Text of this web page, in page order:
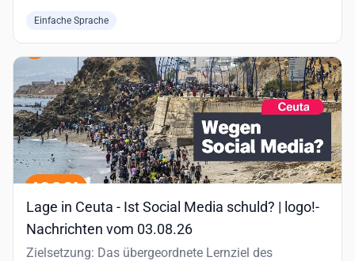
Einfache Sprache
Lage in Ceuta - Ist Social Media schuld? | logo!-
Nachrichten vom 03.08.26
Zielsetzung: Das übergeordnete Lernziel des